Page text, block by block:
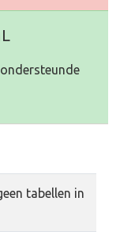
tabellen in